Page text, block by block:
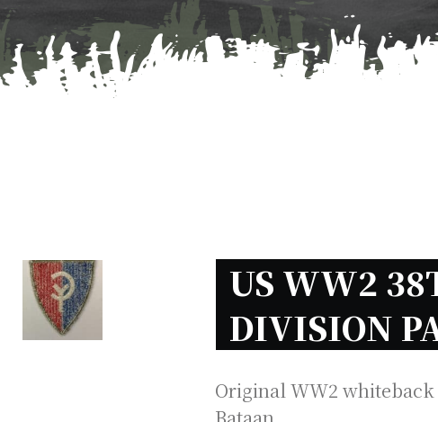
US WW2
DIVISION
Original WW2